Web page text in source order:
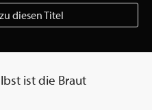
diesen Titel
ist die Braut